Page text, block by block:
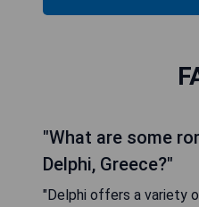
"What are some
Delphi, Greece?"
"Delphi offers a variety